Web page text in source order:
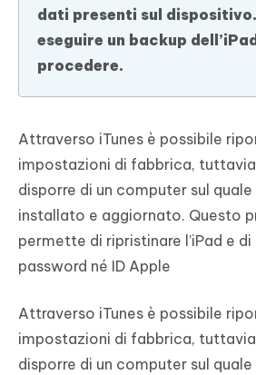
dati presenti sul
eseguire un backup
procedere.
Attraverso iTunes è possibile
impostazioni di fabbrica,
disporre di un computer sul quale
installato e aggiornato. Questo
permette di ripristinare l’iPad e
password né ID Apple
Attraverso iTunes è possibile
impostazioni di fabbrica,
disporre di un computer sul quale